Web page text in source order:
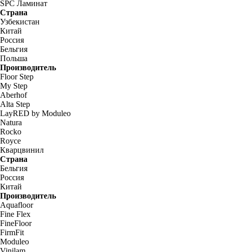
SPC Ламинат
Страна
Узбекистан
Китай
Россия
Бельгия
Польша
Производитель
Floor Step
My Step
Aberhof
Alta Step
LayRED by Moduleo
Natura
Rocko
Royce
Кварцвинил
Страна
Бельгия
Россия
Китай
Производитель
Aquafloor
Fine Flex
FineFloor
FirmFit
Moduleo